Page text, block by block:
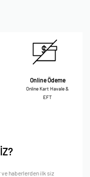
Online Ödeme
Online Kart Havale &
EFT
haberlerden ilk siz